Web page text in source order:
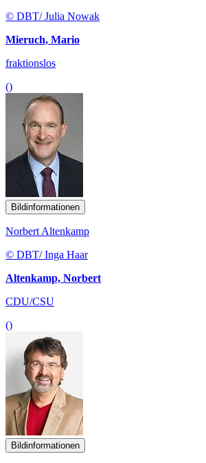
© DBT/ Julia Nowak
Mieruch, Mario
fraktionslos
()
Bildinformationen
Norbert Altenkamp
© DBT/ Inga Haar
Altenkamp, Norbert
CDU/CSU
()
Bildinformationen